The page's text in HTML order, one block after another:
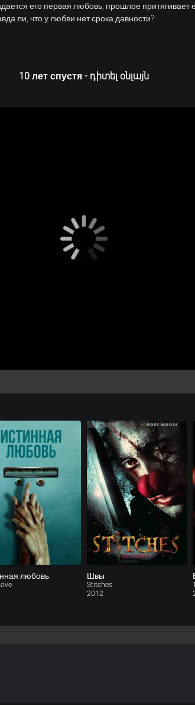
его первая любовь, прошлое притягивает
ли, что у любви нет срока давности?
10 лет спустя - դիտել օնլայն
любовь Швы
Stitches
2012